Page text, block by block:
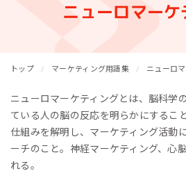
ニューロマーケ
トップ マーケティング用語集 ニューロ
ニューロマーケティングとは、脳科学
ている人の脳の反応を明らかにするこ
仕組みを解明し、マーケティング活動
ーチのこと。神経マーケティング、心
れる。